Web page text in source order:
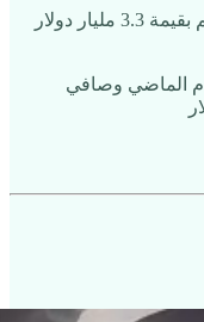
اعلنت شركة علي بابا انها اعادة شراء اسهم بقيمة 3.3 مليار دولار
ارتفع 69% عن العام الماضي وصافي